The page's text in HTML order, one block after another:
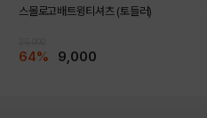
스몰로고배트윙티셔츠 (토들러)
64% 9,000